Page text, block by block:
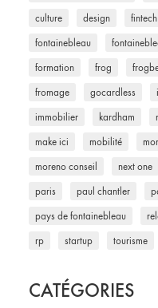
culture design fintech
fontainebleau
formation frog
fromage gocardless
immobilier kardham
make ici mobilité
moreno conseil next one
paris paul chantler
pays de fontainebleau
rp startup tourisme
CATÉGORIES